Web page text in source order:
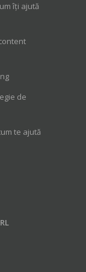
îți ajută
de
te ajută